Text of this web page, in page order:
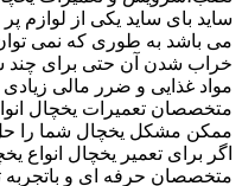
ساید بای ساید یکی از لوازم
می باشد به طوری که نمی
خراب شدن آن حتی برای چند
مواد غذایی و ضرر مالی
متخصصان تعمیرات یخچال
ممکن مشکل یخچال شما را
اگر برای تعمیر یخچال انواع
متخصصان حرفه ای و باتجربه